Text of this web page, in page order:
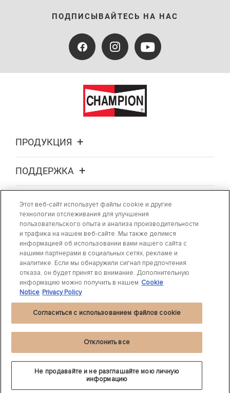
ПОДПИСЫВАЙТЕСЬ НА НАС
ПРОДУКЦИЯ
ПОДДЕРЖКА
О НАС
ГДЕ КУПИТЬ
СВЯЖИТЕСЬ С НАМИ
более странах.Beru®является зарегистрированной торговой маркой
BorgWarner.
ООО «Федерал-Могул ВиСиЭс»
Адрес: 125445, Москва, ул. Смольная 24Д
Этот веб-сайт использует файлы cookie и другие
технологии отслеживания для улучшения
пользовательского опыта и анализа производительности
и трафика на нашем веб-сайте. Мы также делимся
информацией об использовании вами нашего сайта с
нашими партнерами в социальных сетях, рекламе и
аналитике. Если мы обнаружили сигнал предпочтения
отказа, он будет принят во внимание. Дополнительную
информацию можно получить в нашем Cookie
Notice Privacy Policy
Не продавайте и не разглашайте мою личную
информацию
Отклонить все
Согласиться с использованием файлов cookie